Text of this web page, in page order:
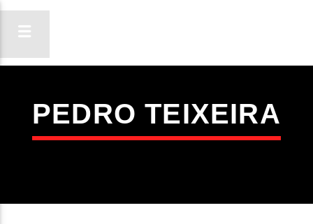
ON FM
LIGA-TE
PEDRO TEIXEIRA